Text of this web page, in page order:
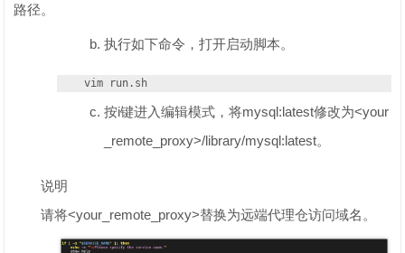
路径。
执行如下命令，打开启动脚本。
vim run.sh
按i键进入编辑模式，将mysql:latest修改为<your
_remote_proxy>/library/mysql:latest。
说明
请将<your_remote_proxy>替换为远端代理仓访问域名。